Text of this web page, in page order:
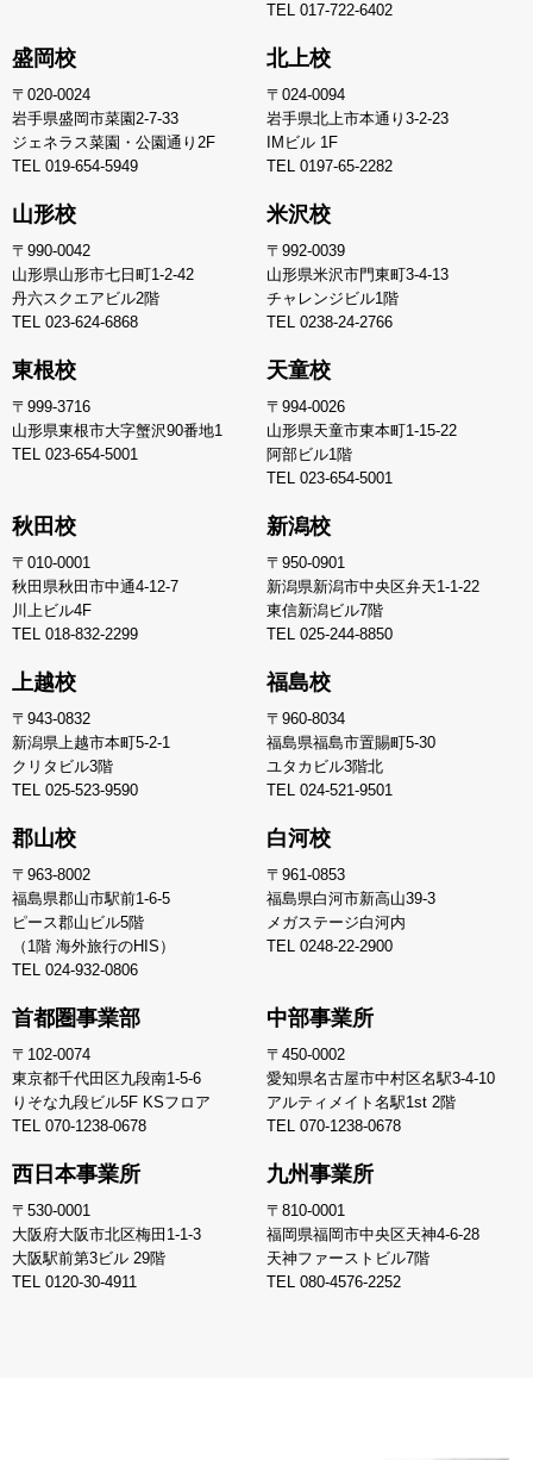
TEL 017-722-6402
盛岡校
〒020-0024
岩手県盛岡市菜園2-7-33
ジェネラス菜園・公園通り2F
TEL 019-654-5949
北上校
〒024-0094
岩手県北上市本通り3-2-23
IMビル 1F
TEL 0197-65-2282
山形校
〒990-0042
山形県山形市七日町1-2-42
丹六スクエアビル2階
TEL 023-624-6868
米沢校
〒992-0039
山形県米沢市門東町3-4-13
チャレンジビル1階
TEL 0238-24-2766
東根校
〒999-3716
山形県東根市大字蟹沢90番地1
TEL 023-654-5001
天童校
〒994-0026
山形県天童市東本町1-15-22
阿部ビル1階
TEL 023-654-5001
秋田校
〒010-0001
秋田県秋田市中通4-12-7
川上ビル4F
TEL 018-832-2299
新潟校
〒950-0901
新潟県新潟市中央区弁天1-1-22
東信新潟ビル7階
TEL 025-244-8850
上越校
〒943-0832
新潟県上越市本町5-2-1
クリタビル3階
TEL 025-523-9590
福島校
〒960-8034
福島県福島市置賜町5-30
ユタカビル3階北
TEL 024-521-9501
郡山校
〒963-8002
福島県郡山市駅前1-6-5
ピース郡山ビル5階
（1階 海外旅行のHIS）
TEL 024-932-0806
白河校
〒961-0853
福島県白河市新高山39-3
メガステージ白河内
TEL 0248-22-2900
首都圏事業部
〒102-0074
東京都千代田区九段南1-5-6
りそな九段ビル5F KSフロア
TEL 070-1238-0678
中部事業所
〒450-0002
愛知県名古屋市中村区名駅3-4-10
アルティメイト名駅1st 2階
TEL 070-1238-0678
西日本事業所
〒530-0001
大阪府大阪市北区梅田1-1-3
大阪駅前第3ビル 29階
TEL 0120-30-4911
九州事業所
〒810-0001
福岡県福岡市中央区天神4-6-28
天神ファーストビル7階
TEL 080-4576-2252